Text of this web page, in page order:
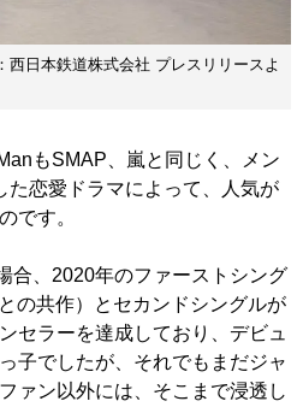
日本鉄道株式会社 プレスリリースよ
もSMAP、嵐と同じく、メン
た恋愛ドラマによって、人気が
です。
合、2020年のファーストシング
の共作）とセカンドシングルが
セラーを達成しており、デビュ
子でしたが、それでもまだジャ
ァン以外には、そこまで浸透し